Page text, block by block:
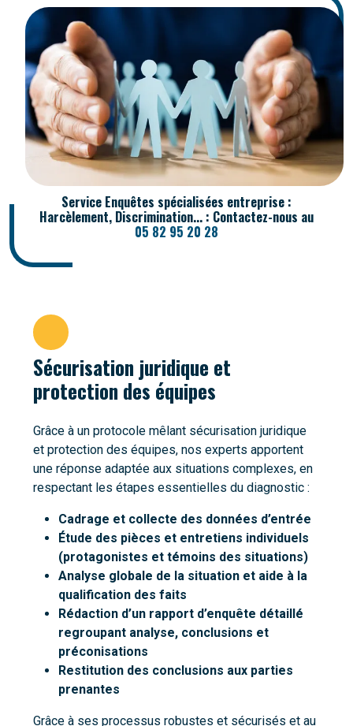
Service Enquêtes spécialisées entreprise :
Harcèlement, Discrimination... : Contactez-nous au
05 82 95 20 28
Sécurisation juridique et
protection des équipes
Grâce à un protocole mêlant sécurisation juridique
et protection des équipes, nos experts apportent
une réponse adaptée aux situations complexes, en
respectant les étapes essentielles du diagnostic :
Cadrage et collecte des données d’entrée
Étude des pièces et entretiens individuels
(protagonistes et témoins des situations)
Analyse globale de la situation et aide à la
qualification des faits
Rédaction d’un rapport d’enquête détaillé
regroupant analyse, conclusions et
préconisations
Restitution des conclusions aux parties
prenantes
Grâce à ses processus robustes et sécurisés et au